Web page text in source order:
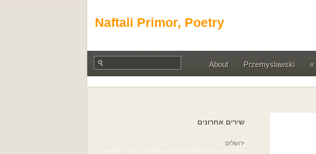
Naftali Primor, Poetry
»
Przemyslawski
About
שירים אחרונים
ירושלים